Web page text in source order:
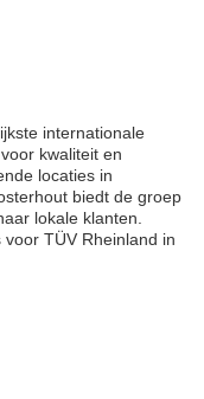
internationale
kwaliteit en
locaties in
biedt de groep
lokale klanten.
TÜV Rheinland in